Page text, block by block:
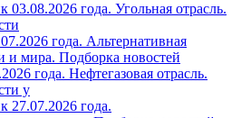
03.08.2026 года. Угольная отрасль.
года. Альтернативная
и мира. Подборка новостей
года. Нефтегазовая отрасль.
у
27.07.2026 года.